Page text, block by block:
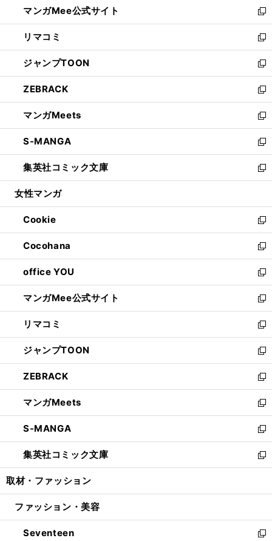
く
ド
ウ
で
開
く
ィ
ン
ド
ウ
で
開
く
い
ウ
ィ
ン
ド
ウ
で
開
く
マンガMee公式サイト
新
し
い
ウ
ィ
ン
ド
ウ
で
開
く
リマコミ
新
し
い
ウ
ィ
ン
ド
ウ
で
開
く
ジャンプTOON
新
し
い
ウ
ィ
ン
ド
ウ
で
開
ZEBRACK
新
し
い
ウ
ィ
ン
ド
ウ
開
く
マンガMeets
新
し
い
ウ
ィ
ン
ウ
で
開
く
S-MANGA
新
し
い
ウ
ン
ド
ウ
で
開
く
集英社コミック文庫
新
し
ウ
ィ
ン
ド
ウ
で
開
く
女性マンガ
Cookie
新
し
い
ウ
ィ
ン
ド
ウ
で
開
く
Cocohana
新
し
い
ウ
ィ
ン
ド
ウ
で
開
く
office YOU
新
し
い
ウ
ィ
ン
ド
ウ
で
開
く
マンガMee公式サイト
新
し
い
ウ
ィ
ン
ド
ウ
で
開
く
リマコミ
新
し
い
ウ
ィ
ン
ド
ウ
で
開
く
ジャンプTOON
新
し
い
ウ
ィ
ン
ド
ウ
で
開
ZEBRACK
新
し
い
ウ
ィ
ン
ド
ウ
開
マンガMeets
新
し
い
ウ
ィ
ン
ウ
開
く
S-MANGA
新
し
い
ウ
ン
ウ
で
集英社コミック文庫
新
し
ウ
ン
ド
取材・ファッション
ファッション・美容
Seventeen
新